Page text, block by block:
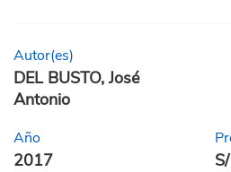
Autor(es)
DEL BUSTO, José
Antonio
Año
2017